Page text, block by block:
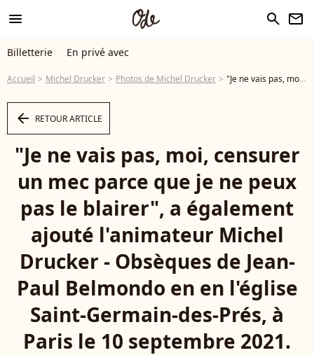
menu search newsletter
Billetterie En privé avec
Accueil Michel Drucker Photos de Michel Drucker "Je ne vais pas, moi, censurer un mec parce que je ne peux pas le blairer", a également ajouté l'animateur Michel Drucker - Obsèques de Jean-Paul Belmondo en en l'église Saint-Germain-des-Prés, à Paris le 10 septembre 2021. © Cyril Moreau / Bestimage - Photo
arrow_left RETOUR ARTICLE
"Je ne vais pas, moi, censurer
un mec parce que je ne peux
pas le blairer", a également
ajouté l'animateur Michel
Drucker - Obsèques de Jean-
Paul Belmondo en en l'église
Saint-Germain-des-Prés, à
Paris le 10 septembre 2021.